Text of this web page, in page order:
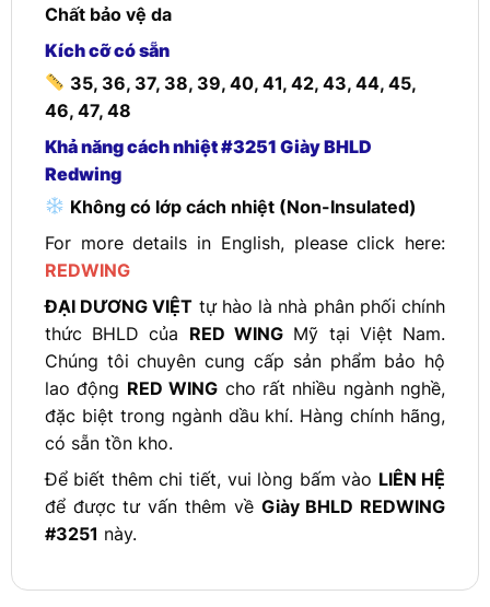
Chất bảo vệ da
Kích cỡ có sẵn
35, 36, 37, 38, 39, 40, 41, 42, 43, 44, 45,
46, 47, 48
Khả năng cách nhiệt #3251 Giày BHLD
Redwing
Không có lớp cách nhiệt (Non-Insulated)
For more details in English, please click here:
REDWING
ĐẠI DƯƠNG VIỆT tự hào là nhà phân phối chính
thức BHLD của RED WING Mỹ tại Việt Nam.
Chúng tôi chuyên cung cấp sản phẩm bảo hộ
lao động RED WING cho rất nhiều ngành nghề,
đặc biệt trong ngành dầu khí. Hàng chính hãng,
có sẵn tồn kho.
Để biết thêm chi tiết, vui lòng bấm vào LIÊN HỆ
để được tư vấn thêm về Giày BHLD REDWING
#3251 này.